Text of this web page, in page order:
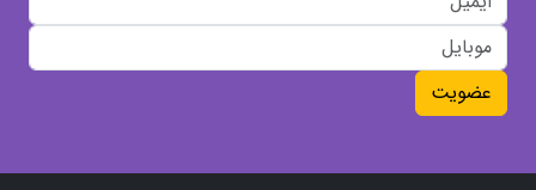
عضویت